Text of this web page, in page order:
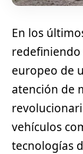
En los
europeo de
atención de
vehículos
tecnologías